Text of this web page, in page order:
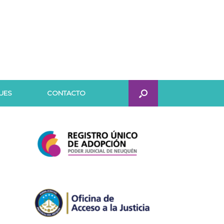
CONTACTO